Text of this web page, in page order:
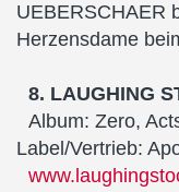
UEBERSCHAER
Herzensdame
8. LAUGHING
Album: Zero,
Label/Vertrieb: